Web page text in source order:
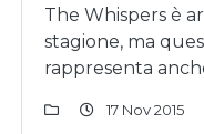
The Whispers è
stagione, ma
rappresenta
17 Nov 2015